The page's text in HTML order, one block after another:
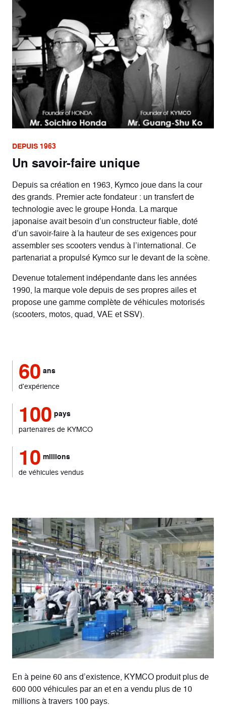
DEPUIS 1963
Un savoir-faire unique
Depuis sacréation en 1963, Kymco joue dans la cour
des grands. Premier acte fondateur : un transfert de
technologie avec le groupe Honda. La marque
japonaise avait besoin d’un constructeur fiable, doté
d’un savoir-faire à la hauteur de ses exigences pour
assembler ses scooters vendus à l’international. Ce
partenariat a propulsé Kymco sur le devant de la scène.
Devenue totalement indépendante dans les années
1990, la marque vole depuis de ses propres ailes et
propose une gamme complète de véhicules motorisés
(scooters, motos, quad, VAE et SSV).
60 ans
d'expérience
100 pays
partenaires de KYMCO
10 millions
de véhicules vendus
En à peine 60 ans d’existence, KYMCO produit plus de
600 000 véhicules par an et en a vendu plus de 10
millionsà travers 100 pays.